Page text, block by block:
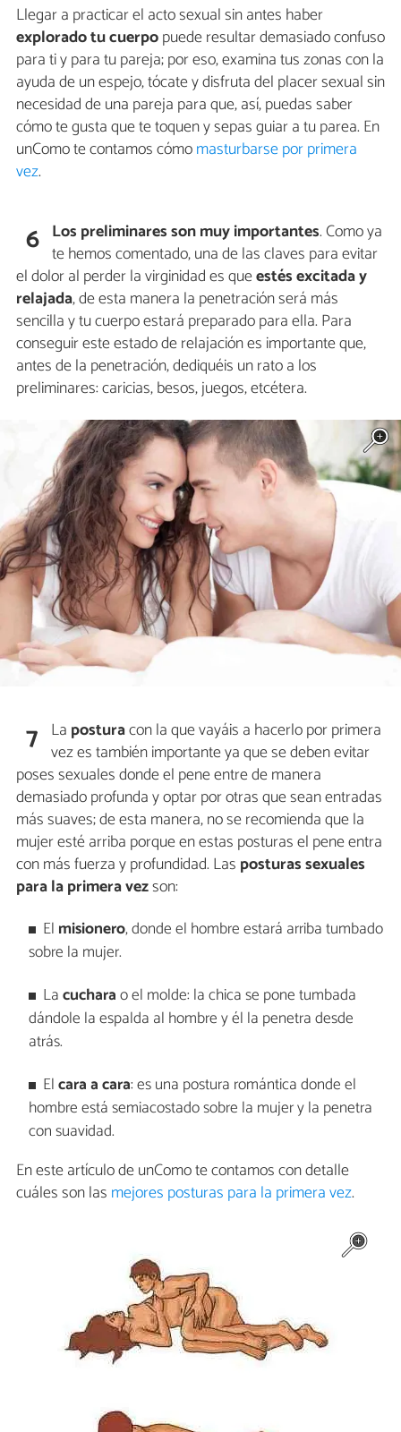
Llegar a practicar el acto sexual sin antes haber
explorado tu cuerpopuede resultar demasiado confuso
para ti y para tu pareja; por eso, examina tus zonas con la
ayuda de un espejo, tócate y disfruta del placer sexual sin
necesidad de una pareja para que, así, puedas saber
cómo te gusta que te toquen y sepas guiar a tu parea. En
unComo te contamos cómomasturbarse por primera
vez.
6 Los preliminares son muy importantes. Como ya
te hemos comentado, una de las claves para evitar
el dolor al perder la virginidad es queestés excitada y
relajada, de esta manera la penetración será más
sencilla y tu cuerpo estará preparado para ella. Para
conseguir este estado de relajación es importante que,
antes de la penetración, dediquéis un rato a los
preliminares: caricias, besos, juegos, etcétera.
7 La posturacon la que vayáis a hacerlo por primera
vez es también importante ya que se deben evitar
poses sexuales donde el pene entre de manera
demasiado profunda y optar por otras que sean entradas
más suaves; de esta manera, no se recomienda que la
mujer esté arriba porque en estas posturas el pene entra
con más fuerza y profundidad. Las posturas sexuales
para la primera vezson:
El misionero, donde el hombre estará arriba tumbado
sobre la mujer.
Lacucharao el molde: la chica se pone tumbada
dándole la espalda al hombre y él la penetra desde
atrás.
Elcara a cara: es una postura romántica donde el
hombre está semiacostado sobre la mujer y la penetra
con suavidad.
En este artículo de unComo te contamos con detalle
cuáles son las mejores posturas para la primera vez.